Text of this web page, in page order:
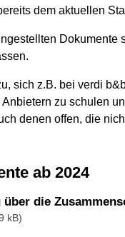
dem aktuellen
sich z.B. bei verdi
zu schulen
denen offen, die
ab 2024
über die
kB)